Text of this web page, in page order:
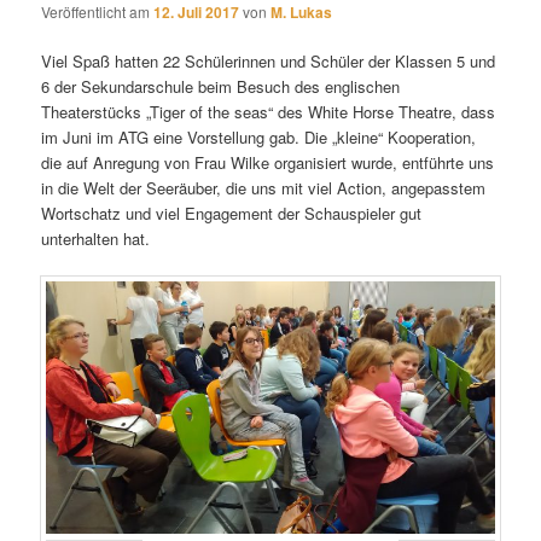
Veröffentlicht am12. Juli 2017vonM. Lukas
Viel Spaß hatten 22 Schülerinnen und Schüler der Klassen 5 und
6 der Sekundarschule beim Besuch des englischen
Theaterstücks „Tiger of the seas“ des White Horse Theatre, dass
im Juni im ATG eine Vorstellung gab. Die „kleine“ Kooperation,
die auf Anregung von Frau Wilke organisiert wurde, entführte uns
in die Welt der Seeräuber, die uns mit viel Action, angepasstem
Wortschatz und viel Engagement der Schauspieler gut
unterhalten hat.